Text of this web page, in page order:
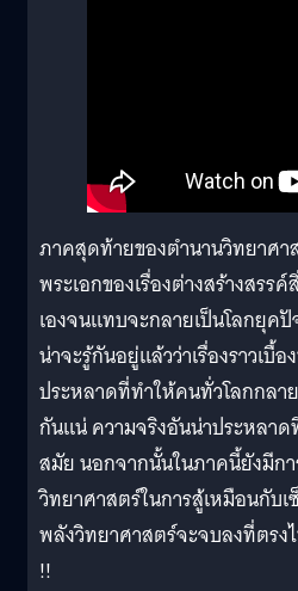
ภาคสุดท้ายของตำนานวิทยาศา
พระเอกของเรื่องต่างสร้างสรร
เองจนแทบจะกลายเป็นโลกยุค
น่าจะรู้กันอยู่แล้วว่าเรื่องราวเบื้
ประหลาดที่ทำให้คนทั่วโลกกลา
กันแน่ ความจริงอันน่าประหลา
สมัย นอกจากนั้นในภาคนี้ยังมีก
วิทยาศาสตร์ในการสู้เหมือนกับ
พลังวิทยาศาสตร์จะจบลงที่ตร
!!